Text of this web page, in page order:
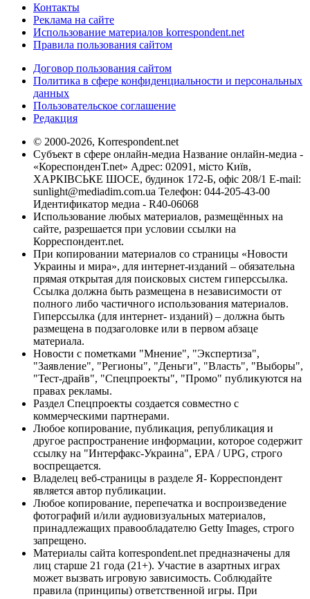
Контакты
Реклама на сайте
Использование материалов korrespondent.net
Правила пользования сайтом
Договор пользования сайтом
Политика в сфере конфиденциальности и персональных
данных
Пользовательское соглашение
Редакция
© 2000-2026, Korrespondent.net
Субъект в сфере онлайн-медиа Название онлайн-медиа -
«КореспонденТ.net» Адрес: 02091, місто Київ,
ХАРКІВСЬКЕ ШОСЕ, будинок 172-Б, офіс 208/1 E-mail:
sunlight@mediadim.com.ua Телефон: 044-205-43-00
Идентификатор медиа - R40-06068
Использование любых материалов, размещённых на
сайте, разрешается при условии ссылки на
Корреспондент.net.
При копировании материалов со страницы «Новости
Украины и мира», для интернет-изданий – обязательна
прямая открытая для поисковых систем гиперссылка.
Ссылка должна быть размещена в независимости от
полного либо частичного использования материалов.
Гиперссылка (для интернет- изданий) – должна быть
размещена в подзаголовке или в первом абзаце
материала.
Новости с пометками "Мнение", "Экспертиза",
"Заявление", "Регионы", "Деньги", "Власть", "Выборы",
"Тест-драйв", "Спецпроекты", "Промо" публикуются на
правах рекламы.
Раздел Спецпроекты создается совместно с
коммерческими партнерами.
Любое копирование, публикация, републикация и
другое распространение информации, которое содержит
ссылку на "Интерфакс-Украина", EPA / UPG, строго
воспрещается.
Владелец веб-страницы в разделе Я- Корреспондент
является автор публикации.
Любое копирование, перепечатка и воспроизведение
фотографий и/или аудиовизуальных материалов,
принадлежащих правообладателю Getty Images, строго
запрещено.
Материалы сайта korrespondent.net предназначены для
лиц старше 21 года (21+). Участие в азартных играх
может вызвать игровую зависимость. Соблюдайте
правила (принципы) ответственной игры. При